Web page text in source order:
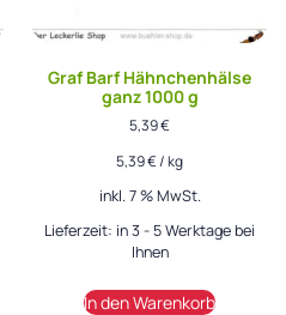
Graf Barf Hähnchenhälse
ganz 1000 g
5,39€
5,39€/kg
inkl. 7 % MwSt.
Lieferzeit: in 3 - 5 Werktage bei
Ihnen
In den Warenkorb